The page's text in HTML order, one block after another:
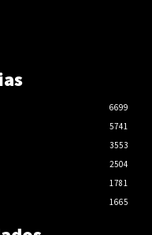
6699
5741
3553
2504
1781
1665